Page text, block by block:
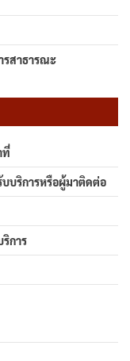
รสาธารณะ
ที่
บริการหรือผู้มาติดต่อ
การ